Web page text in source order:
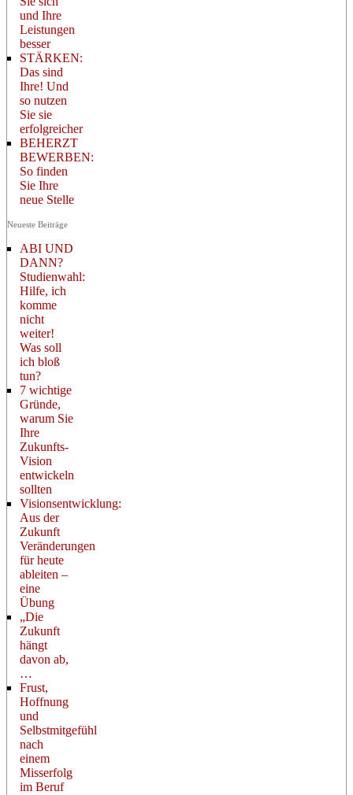
und Ihre
Leistungen
besser
STÄRKEN:
Das sind
Ihre! Und
so nutzen
Sie sie
erfolgreicher
BEHERZT
BEWERBEN:
So finden
Sie Ihre
neue Stelle
Neueste Beiträge
ABI UND
DANN?
Studienwahl:
Hilfe, ich
komme
nicht
weiter!
Was soll
ich bloß
tun?
7 wichtige
Gründe,
warum Sie
Ihre
Zukunfts-
Vision
entwickeln
sollten
Visionsentwicklung:
Aus der
Zukunft
Veränderungen
für heute
ableiten –
eine
Übung
„Die
Zukunft
hängt
davon ab,
…
Frust,
Hoffnung
und
Selbstmitgefühl
nach
einem
Misserfolg
im Beruf